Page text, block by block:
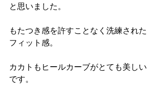
と思いました。
もたつき感を許すことなく洗練された
フィット感。
カカトもヒールカーブがとても美しい
です。